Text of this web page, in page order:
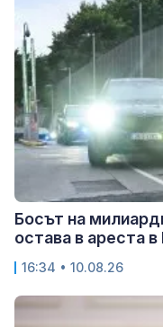
Босът на
остава в ареста
16:34 • 10.08.26